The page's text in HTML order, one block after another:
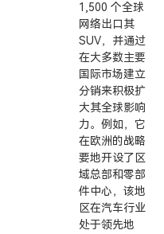
1,500 个全球
网络出口其
SUV，并通过
在大多数主要
国际市场建立
分销来积极扩
大其全球影响
力。例如，它
在欧洲的战略
要地开设了区
域总部和零部
件中心，该地
区在汽车行业
处于领先地